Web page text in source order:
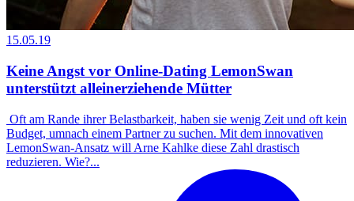
15.05.19
Keine Angst vor Online-Dating LemonSwan
unterstützt alleinerziehende Mütter
Oft am Rande ihrer Belastbarkeit, haben sie wenig Zeit und oft kein
Budget, umnach einem Partner zu suchen. Mit dem innovativen
LemonSwan-Ansatz will Arne Kahlke diese Zahl drastisch
reduzieren. Wie?...